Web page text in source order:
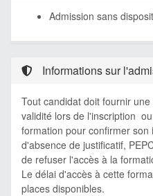
Admission sans
Informations sur
Tout candidat doit fournir
validité lors de l'inscription
formation pour confirmer
d'absence de justificatif,
de refuser l'accès à la
Le délai d'accès à cette
places disponibles.